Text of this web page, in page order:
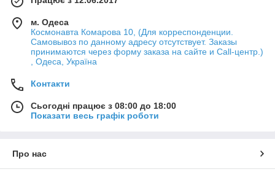
м. Одеса
Космонавта Комарова 10, (Для корреспонденции.
Самовывоз по данному адресу отсутствует. Заказы
принимаются через форму заказа на сайте и Call-центр.)
, Одеса, Україна
Контакти
Сьогодні працює з 08:00 до 18:00
Показати весь графік роботи
Про нас